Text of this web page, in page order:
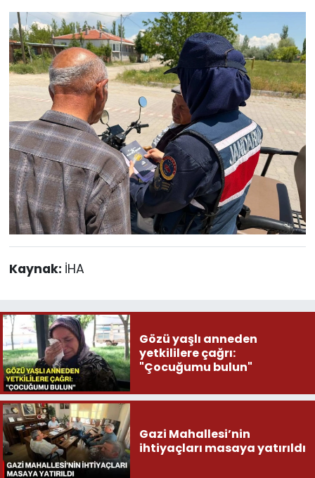
Kaynak: İHA
Gözü yaşlı anneden
yetkililere çağrı:
"Çocuğumu bulun"
Gazi Mahallesi’nin
ihtiyaçları masaya yatırıldı